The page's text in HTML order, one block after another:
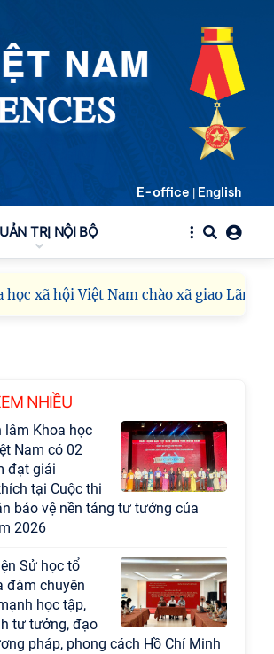
E-office | English
TRỊ NỘI BỘ
Nam chào xã giao Lãnh đạo Đảng,
NHIỀU
lâm Khoa học
Nam có 02
đạt giải
tại Cuộc thi
bảo vệ nền tảng tư tưởng của
2026
Sử học tổ
đàm chuyên
học tập,
tư tưởng, đạo
pháp, phong cách Hồ Chí Minh